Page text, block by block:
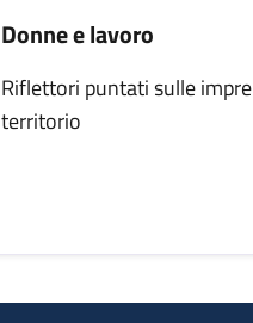
Donne e lavoro
Riflettori puntati sulle
territorio